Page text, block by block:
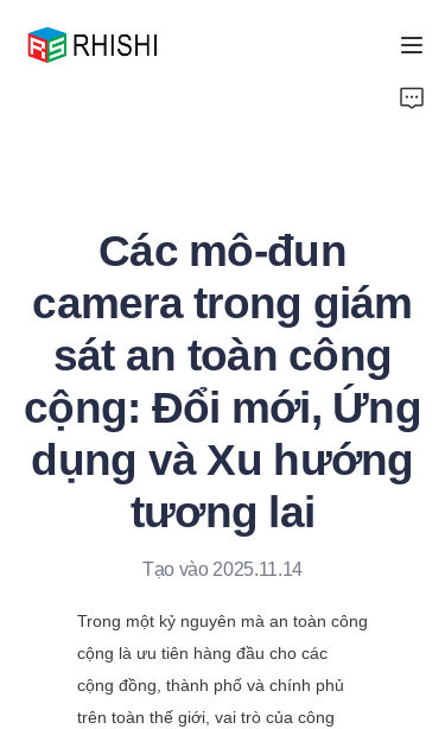
Các mô-đun
camera trong giám
sát an toàn công
cộng: Đổi mới, Ứng
dụng và Xu hướng
tương lai
Tạo vào 2025.11.14
Trong một kỷ nguyên mà an toàn công
cộng là ưu tiên hàng đầu cho các
cộng đồng, thành phố và chính phủ
trên toàn thế giới, vai trò của công
About Us
News
Support